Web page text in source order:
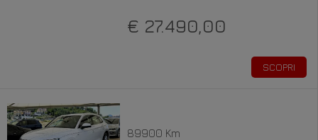
€ 27.490,00
SCOPRI
89900 Km